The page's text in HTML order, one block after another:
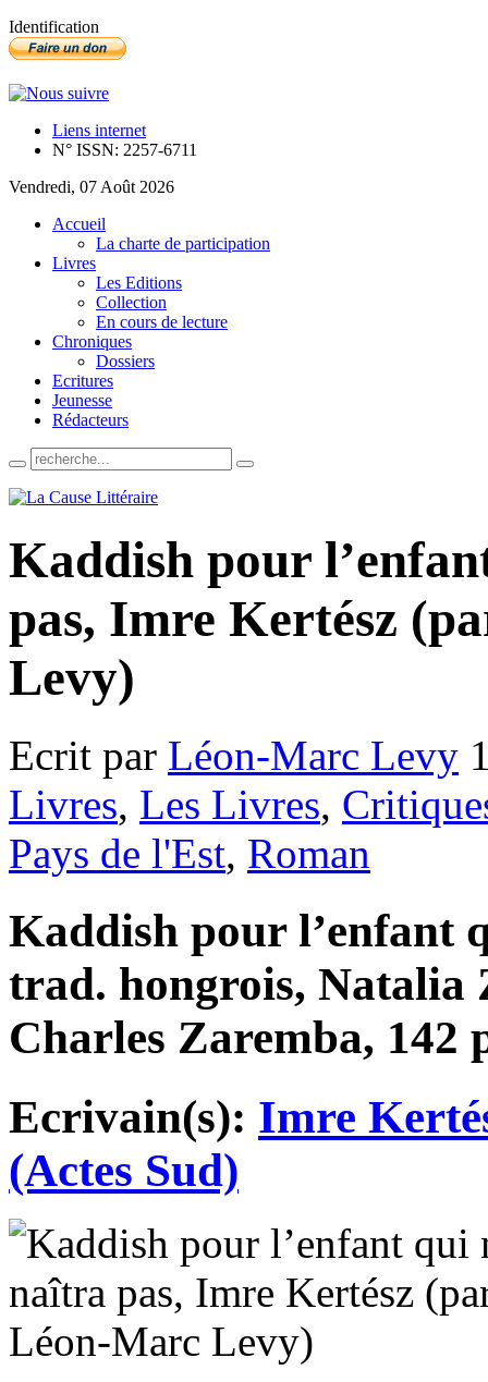
Identification
Liens internet
N° ISSN: 2257-6711
Vendredi, 07 Août 2026
Accueil
La charte de participation
Livres
Les Editions
Collection
En cours de lecture
Chroniques
Dossiers
Ecritures
Jeunesse
Rédacteurs
Kaddish pour
pas, Imre Kertész
Levy)
Ecrit par Léon-Marc Levy
Livres, Les Livres,
Pays de l'Est, Roman
Kaddish pour l’enfant
trad. hongrois, Natalia
Charles Zaremba, 142
Ecrivain(s): Imre
(Actes Sud)